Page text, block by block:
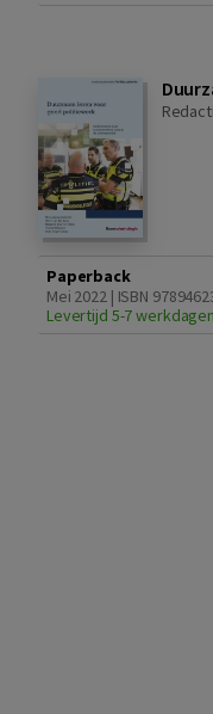
Paperback
Mei 2022 | ISBN
Levertijd 5-7 werkdagen